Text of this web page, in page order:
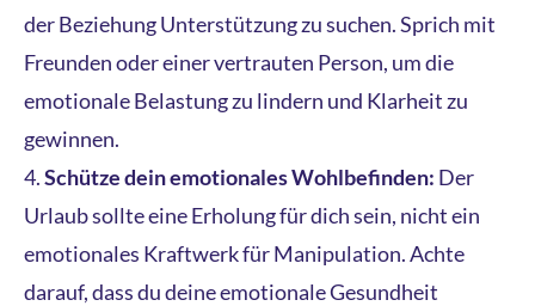
der Beziehung Unterstützung zu suchen. Sprich mit
Freunden oder einer vertrauten Person, um die
emotionale Belastung zu lindern und Klarheit zu
gewinnen.
Schütze dein emotionales Wohlbefinden: Der
Urlaub sollte eine Erholung für dich sein, nicht ein
emotionales Kraftwerk für Manipulation. Achte
darauf, dass du deine emotionale Gesundheit